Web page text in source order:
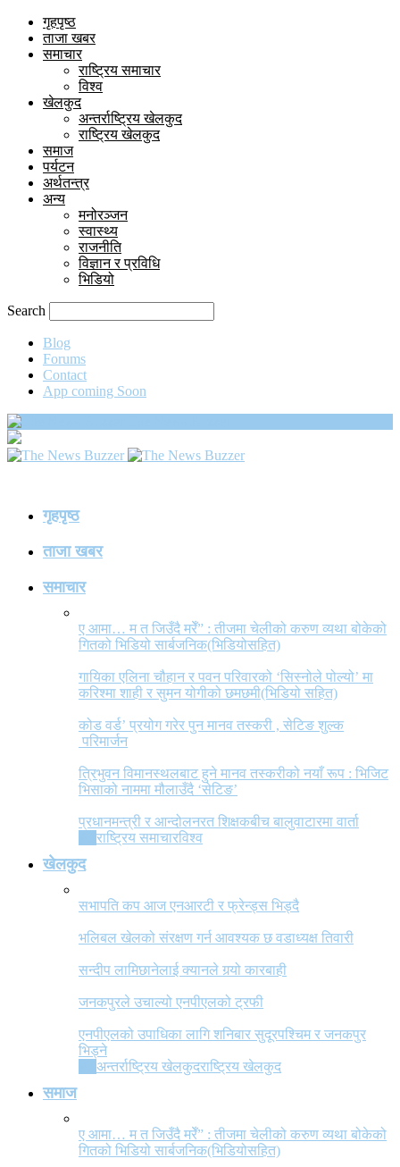
गृहपृष्ठ
ताजा खबर
समाचार
राष्ट्रिय समाचार
विश्व
खेलकुद
अन्तर्राष्ट्रिय खेलकुद
राष्ट्रिय खेलकुद
समाज
पर्यटन
अर्थतन्त्र
अन्य
मनोरञ्जन
स्वास्थ्य
राजनीति
विज्ञान र प्रविधि
भिडियो
Search
Blog
Forums
Contact
App coming Soon
गृहपृष्ठ
ताजा खबर
समाचार
ए आमा… म त जिउँदै मरेँ” : तीजमा चेलीको करुण व्यथा बोकेको
गितको भिडियो सार्बजनिक(भिडियोसहित)
गायिका एलिना चौहान र पवन परिवारको ‘सिस्नोले पोल्यो’ मा
करिश्मा शाही र सुमन योगीको छमछमी(भिडियो सहित)
कोड वर्ड’ प्रयोग गरेर पुन मानव तस्करी , सेटिङ शुल्क
परिमार्जन
त्रिभुवन विमानस्थलबाट हुने मानव तस्करीको नयाँ रूप : भिजिट
भिसाको नाममा मौलाउँदै ‘सेटिङ’
प्रधानमन्त्री र आन्दोलनरत शिक्षकबीच बालुवाटारमा वार्ता
राष्ट्रिय समाचारविश्व
खेलकुद
सभापति कप आज एनआरटी र फ्रेन्ड्स भिड्दै
भलिबल खेलको संरक्षण गर्न आवश्यक छ वडाध्यक्ष तिवारी
सन्दीप लामिछानेलाई क्यानले गर्‍यो कारबाही
जनकपुरले उचाल्यो एनपीएलको ट्रफी
एनपीएलको उपाधिका लागि शनिबार सुदूरपश्चिम र जनकपुर
भिड्ने
अन्तर्राष्ट्रिय खेलकुदराष्ट्रिय खेलकुद
समाज
ए आमा… म त जिउँदै मरेँ” : तीजमा चेलीको करुण व्यथा बोकेको
गितको भिडियो सार्बजनिक(भिडियोसहित)